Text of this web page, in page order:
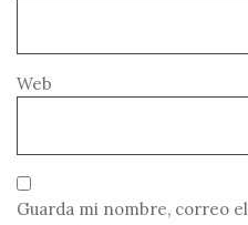
Web
Guarda mi nombre, correo